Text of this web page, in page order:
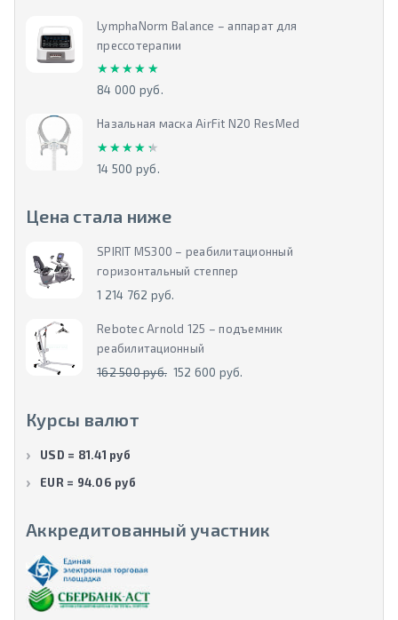
LymphaNorm Balance – аппарат для
прессотерапии
★★★★★
★★★★★
84 000 руб.
Назальная маска AirFit N20 ResMed
★★★★★
★★★★★
14 500 руб.
Цена стала ниже
SPIRIT MS300 – реабилитационный
горизонтальный степпер
1 214 762 руб.
Rebotec Arnold 125 – подъемник
реабилитационный
162 500 руб. 152 600 руб.
Курсы валют
USD = 81.41 руб
EUR = 94.06 руб
Аккредитованный участник